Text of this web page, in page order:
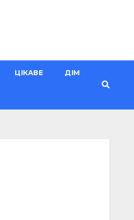
ЦІКАВЕ ДІМ